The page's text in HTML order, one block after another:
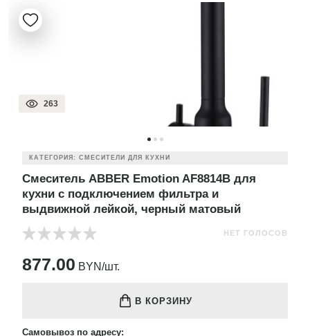
263
КАТЕГОРИЯ: СМЕСИТЕЛИ ДЛЯ КУХНИ
Смеситель ABBER Emotion AF8814B для
кухни с подключением фильтра и
выдвижной лейкой, черный матовый
НЕТ ГОЛОСОВ
877.00 BYN/шт.
В КОРЗИНУ
Самовывоз по адресу: